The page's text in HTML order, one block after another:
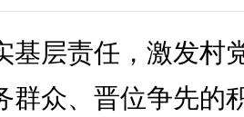
层责任，激发村
群众、晋位争先的